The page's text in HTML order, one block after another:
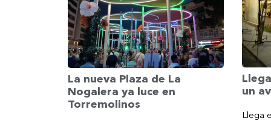
La nueva Plaza de La
Nogalera ya luce en
Torremolinos
un
Llega